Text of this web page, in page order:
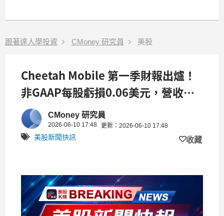
跟著達人學投資 CMoney 研究員 美股
Cheetah Mobile 第一季財報出爐！
非GAAP每股虧損0.06美元，營收
3700萬美元平穩不變
CMoney 研究員
2026-06-10 17:48 更新：2026-06-10 17:48
美股新聞快訊 收藏